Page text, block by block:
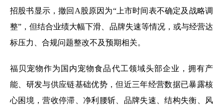
招股书显示，撤回A股原因为“上市时间表不确定及战略调
整”，但结合业绩大幅下滑、品牌失速等情况，或与经营达
标压力、合规问题整改不及预期相关。
福贝宠物作为国内宠物食品代工领域头部企业，拥有产
能、研发与供应链基础优势，但近三年经营数据已暴露核
心困境，营收停滞、净利腰斩、品牌失速、结构失衡、风